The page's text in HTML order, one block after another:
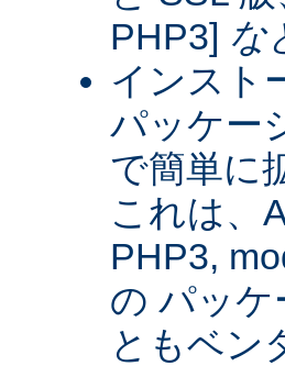
PHP3] な
インスト
パッケー
で簡単に
これは、
PHP3,
の パッ
ともベン